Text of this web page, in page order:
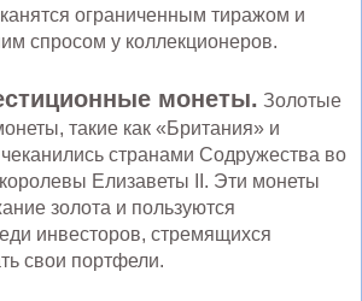
ограниченным тиражом и
спросом у коллекционеров.
монеты. Золотые
такие как «Британия» и
странами Содружества во
Елизаветы II. Эти монеты
золота и пользуются
инвесторов, стремящихся
свои портфели.